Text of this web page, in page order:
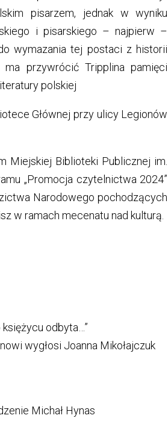
pisarzem, jednak w wyniku
i pisarskiego – najpierw –
wymazania tej postaci z historii
przywrócić Tripplina pamięci
polskiej
Głównej przy ulicy Legionów
Miejskiej Biblioteki Publicznej im.
„Promocja czytelnictwa 2024”
Narodowego pochodzących
w ramach mecenatu nad kulturą.
odbyta…”
wygłosi Joanna Mikołajczuk
Michał Hynas